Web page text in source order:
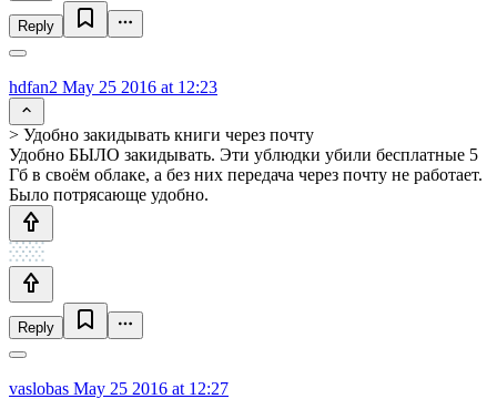
Reply
hdfan2 May 25 2016 at 12:23
> Удобно закидывать книги через почту
Удобно БЫЛО закидывать. Эти ублюдки убили бесплатные 5
Гб в своём облаке, а без них передача через почту не работает.
Было потрясающе удобно.
Reply
vaslobas May 25 2016 at 12:27